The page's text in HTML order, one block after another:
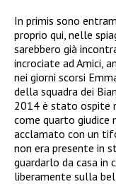
In primis sono
proprio qui, nelle
sarebbero già
incrociate ad Amici,
nei giorni scorsi
della squadra dei
2014 è stato ospite
come quarto giudice
acclamato con un
non era presente in
guardarlo da casa in
liberamente sulla